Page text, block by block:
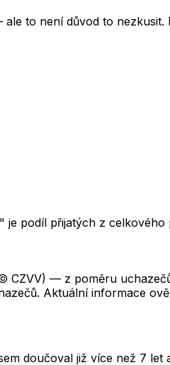
to není důvod to
je podíl přijatých z
CZVV) — z poměru
Aktuální informace
doučoval již více než 7